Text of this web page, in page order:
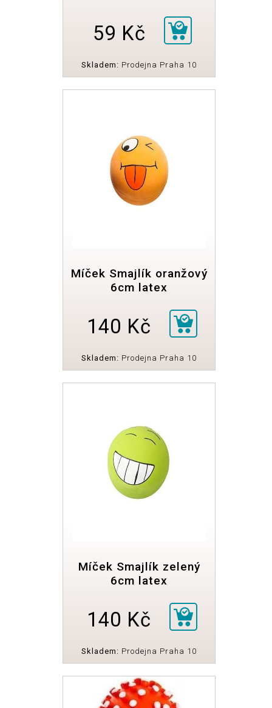
59 Kč
Skladem: Prodejna Praha 10
Míček Smajlík oranžový
6cm latex
140 Kč
Skladem: Prodejna Praha 10
Míček Smajlík zelený
6cm latex
140 Kč
Skladem: Prodejna Praha 10